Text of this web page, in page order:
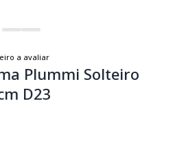
a avaliar
Plummi Solteiro
D23